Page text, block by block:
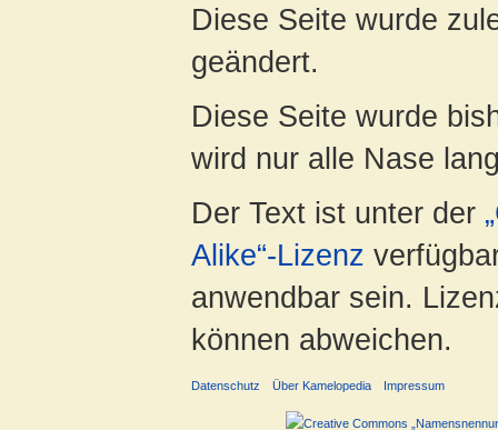
Diese Seite wurde
geändert.
Diese Seite wurde
wird nur alle Nase
Der Text ist unter der
Alike“-Lizenz
anwendbar sein.
können abweichen.
Datenschutz Über Kamelopedia Impressum